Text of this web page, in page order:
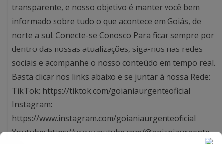
transparente, e nosso objetivo é manter você bem
informado sobre tudo o que acontece em Goiás, de
norte a sul. Conecte-se Conosco Para ficar sempre por
dentro das nossas atualizações, siga-nos nas redes
sociais e acompanhe o nosso conteúdo em tempo real.
Basta clicar nos links abaixo e se juntar à nossa Rede:
TikTok: https://tiktok.com/goianiaurgenteoficial
Instagram:
https://www.instagram.com/goianiaurgenteoficial
Youtube: https://www.youtube.com/@goianiaurgente